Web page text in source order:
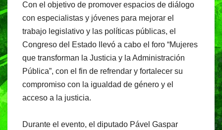
c
e
b
o
o
k
at
s
A
p
p
e
gr
a
m
t
Con el objetivo de promover espacios de diálogo
con especialistas y jóvenes para mejorar el
trabajo legislativo y las políticas públicas, el
Congreso del Estado llevó a cabo el foro “Mujeres
que transforman la Justicia y la Administración
Pública”, con el fin de refrendar y fortalecer su
compromiso con la igualdad de género y el
acceso a la justicia.
Durante el evento, el diputado Pável Gaspar